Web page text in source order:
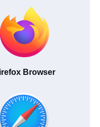
Browser